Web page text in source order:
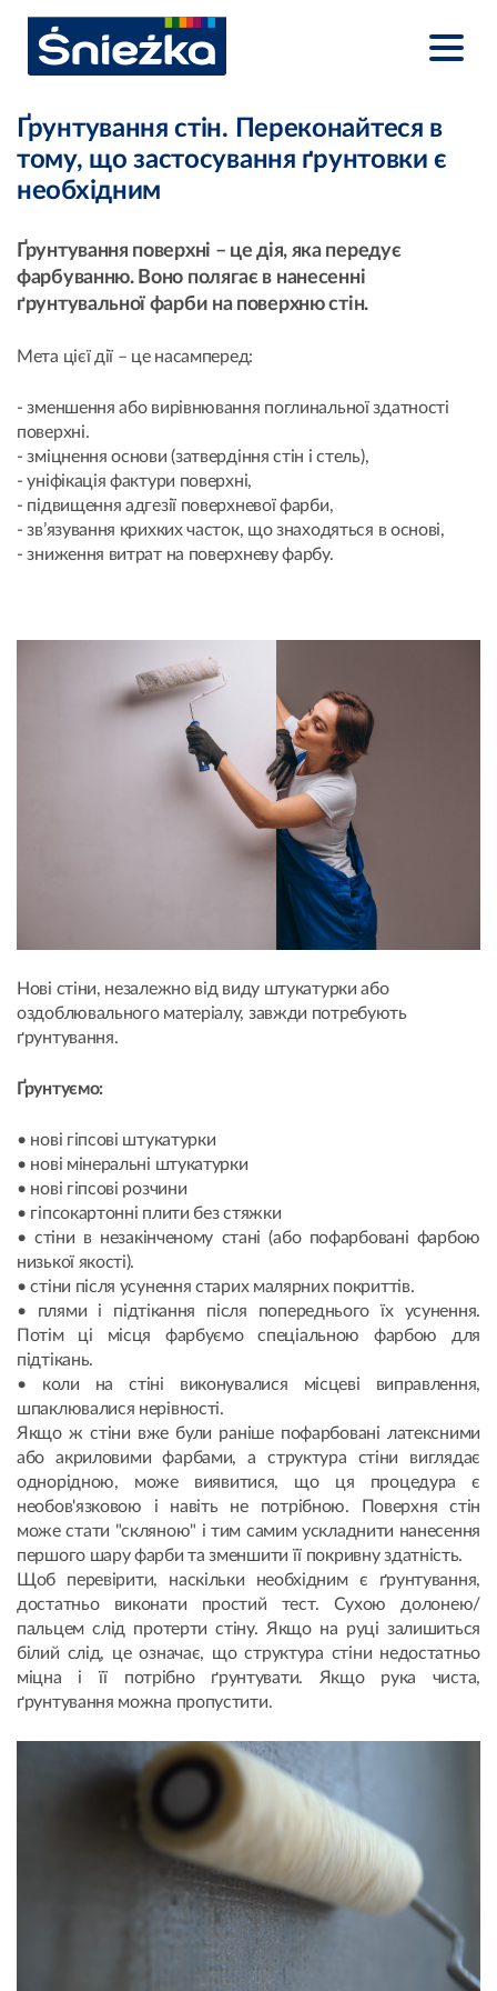
Ґрунтування стін. Переконайтеся в
тому, що застосування ґрунтовки є
необхідним
Ґрунтування поверхні – це дія, яка передує
фарбуванню. Воно полягає в нанесенні
ґрунтувальної фарби на поверхню стін.
Мета цієї дії – це насамперед:
- зменшення або вирівнювання поглинальної здатності
поверхні.
- зміцнення основи (затвердіння стін і стель),
- уніфікація фактури поверхні,
- підвищення адгезії поверхневої фарби,
- зв’язування крихких часток, що знаходяться в основі,
- зниження витрат на поверхневу фарбу.
Нові стіни, незалежно від виду штукатурки або
оздоблювального матеріалу, завжди потребують
ґрунтування.
Ґрунтуємо:
• нові гіпсові штукатурки
• нові мінеральні штукатурки
• нові гіпсові розчини
• гіпсокартонні плити без стяжки
• стіни в незакінченому стані (або пофарбовані фарбою
низької якості).
• стіни після усунення старих малярних покриттів.
• плями і підтікання після попереднього їх усунення.
Потім ці місця фарбуємо спеціальною фарбою для
підтікань.
• коли на стіні виконувалися місцеві виправлення,
шпаклювалися нерівності.
Якщо ж стіни вже були раніше пофарбовані латексними
або акриловими фарбами, а структура стіни виглядає
однорідною, може виявитися, що ця процедура є
необов'язковою і навіть не потрібною. Поверхня стін
може стати "скляною" і тим самим ускладнити нанесення
першого шару фарби та зменшити її покривну здатність.
Щоб перевірити, наскільки необхідним є ґрунтування,
достатньо виконати простий тест. Сухою долонею/
пальцем слід протерти стіну. Якщо на руці залишиться
білий слід, це означає, що структура стіни недостатньо
міцна і її потрібно ґрунтувати. Якщо рука чиста,
ґрунтування можна пропустити.